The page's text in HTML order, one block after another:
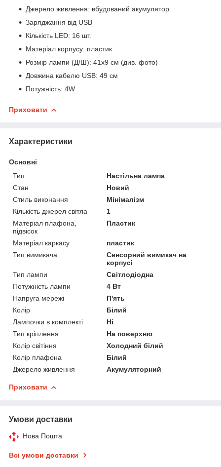
Джерело живлення: вбудований акумулятор
Заряджання від USB
Кількість LED: 16 шт.
Матеріал корпусу: пластик
Розмір лампи (Д/Ш): 41x9 см (див. фото)
Довжина кабелю USB: 49 см
Потужність: 4W
Приховати
Характеристики
Основні
Тип
Настільна лампа
Стан
Новий
Стиль виконання
Мінімалізм
Кількість джерел світла
1
Матеріал плафона,
підвісок
Пластик
Матеріал каркасу
пластик
Тип вимикача
Сенсорний вимикач на
корпусі
Тип лампи
Світлодіодна
Потужність лампи
4 Вт
Напруга мережі
П'ять
Колір
Білий
Лампочки в комплекті
Ні
Тип кріплення
На поверхню
Колір світіння
Холодний білий
Колір плафона
Білий
Джерело живлення
Акумуляторний
Приховати
Умови доставки
Нова Пошта
Всі умови доставки